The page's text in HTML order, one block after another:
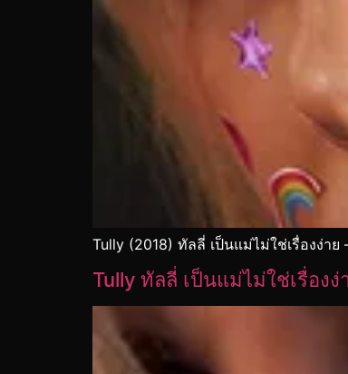
Tully (2018) ทัลลี่ เป็นแม่ไม่ใช่เรื่องง่า
Tully ทัลลี่ เป็นแม่ไม่ใช่เรื่องง่